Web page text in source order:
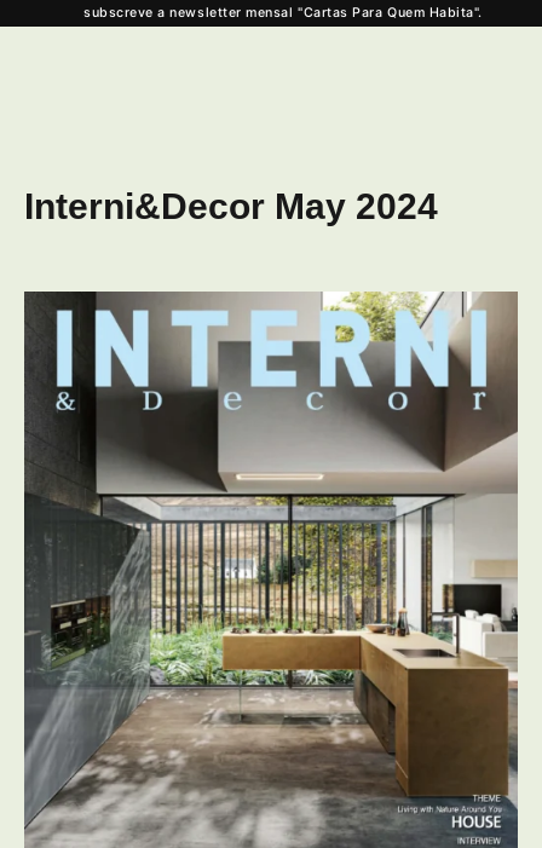
Interni&Decor May 2024
subscreve a newsletter mensal "Cartas Para Quem Habita".